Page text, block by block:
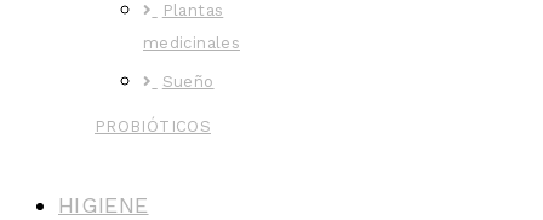
Plantas
medicinales
Sueño
PROBIÓTICOS
HIGIENE